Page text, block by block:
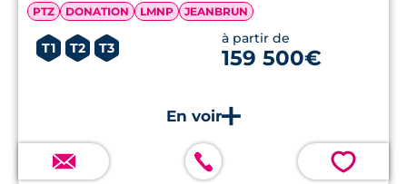
PTZ DONATION LMNP JEANBRUN
T1 T2 T3
à partir de
159 500€
💗